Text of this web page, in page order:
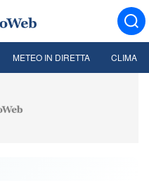
METEO IN DIRETTA CLIMA